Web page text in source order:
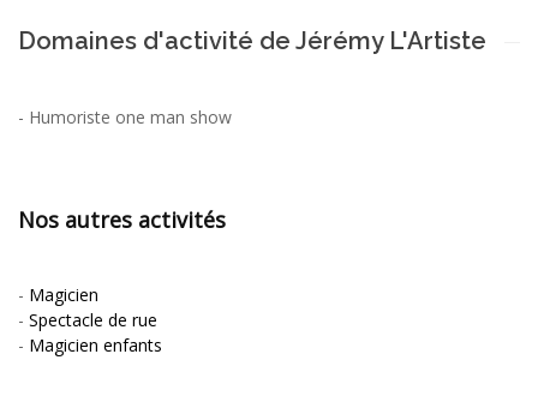
Domaines d'activité de Jérémy L'Artiste
- Humoriste one man show
Nos autres activités
- Magicien
- Spectacle de rue
- Magicien enfants